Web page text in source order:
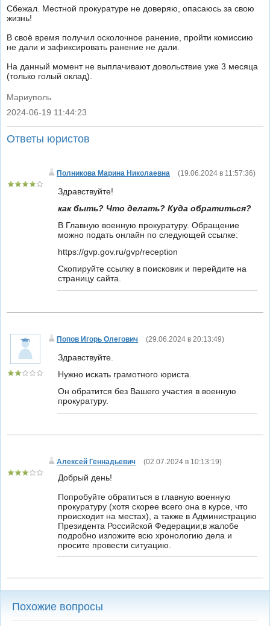
Сбежал. Местной прокуратуре не доверяю, опасаюсь за свою
жизнь!
В своё время получил осколочное ранение, пройти комиссию
не дали и зафиксировать ранение не дали.
На данный момент не выплачивают довольствие уже 3 месяца
(только голый оклад).
Мариуполь
|
2024-06-19 11:44:23
Ответы юристов
Полникова Марина Николаевна (19.06.2024 в 11:57:36)
Здравствуйте!
как быть? Что делать? Куда обратиться?
В Главную военную прокуратуру. Обращение
можно подать онлайн по следующей ссылке:
https://gvp.gov.ru/gvp/reception
Скопируйте ссылку в поисковик и перейдите на
страницу сайта.
Попов Игорь Олегович (29.06.2024 в 20:13:49)
Здравствуйте.
Нужно искать грамотного юриста.
Он обратится без Вашего участия в военную
прокуратуру.
Алексей Геннадьевич (02.07.2024 в 10:13:19)
Добрый день!
Попробуйте обратиться в главную военную
прокуратуру (хотя скорее всего она в курсе, что
происходит на местах), а также в Администрацию
Президента Российской Федерации;в жалобе
подробно изложите всю хронологию дела и
просите провести ситуацию.
Похожие вопросы